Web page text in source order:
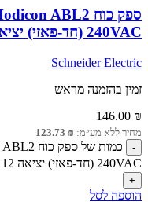
240VAC (חד-פאזי) יציאה 12 V DC
Schneider Electric
זמין בהזמנה מראש
146.00 ₪
מחיר ללא מע״מ: 123.73 ₪
240VAC (חד-פאזי) יציאה 12 V DC
הוספה לסל